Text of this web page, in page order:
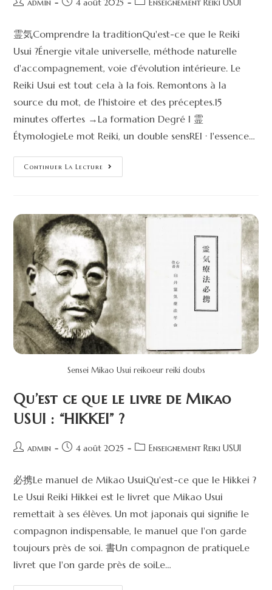
霊気Comprendre la traditionQu'est-ce que le Reiki
Usui ?Énergie vitale universelle, méthode naturelle
d'accompagnement, voie d'évolution intérieure. Le
Reiki Usui est tout cela à la fois. Remontons à la
source du mot, de l'histoire et des préceptes.15
minutes offertes →La formation Degré I 霊
ÉtymologieLe mot Reiki, un double sensREI · l'essence…
Continuer La Lecture
Sensei Mikao Usui reikoeur reiki doubs
Qu’est ce que le livre de Mikao
USUI : “HIKKEI” ?
admin 4 août 2025 Enseignement Reiki USUI
必携Le manuel de Mikao UsuiQu'est-ce que le Hikkei ?
Le Usui Reiki Hikkei est le livret que Mikao Usui
remettait à ses élèves. Un mot japonais qui signifie le
compagnon indispensable, le manuel que l'on garde
toujours près de soi. 書Un compagnon de pratiqueLe
livret que l'on garde près de soiLe…